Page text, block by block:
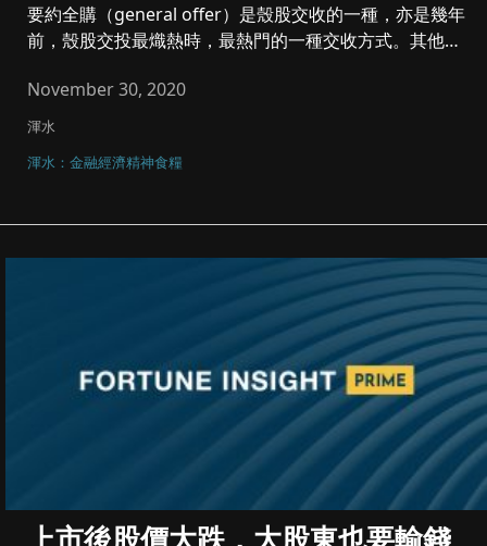
要約全購（general offer）是殼股交收的一種，亦是幾年
前，殼股交投最熾熱時，最熱門的一種交收方式。其他的
November 30, 2020
渾水
渾水：金融經濟精神食糧
上市後股價大跌，大股東也要輸錢